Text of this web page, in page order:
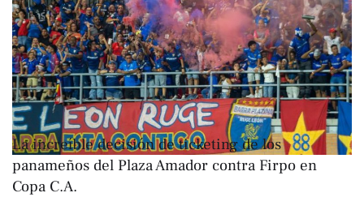
DEPORTES
La increíble decisión de ticketing de los
panameños del Plaza Amador contra Firpo en
Copa C.A.